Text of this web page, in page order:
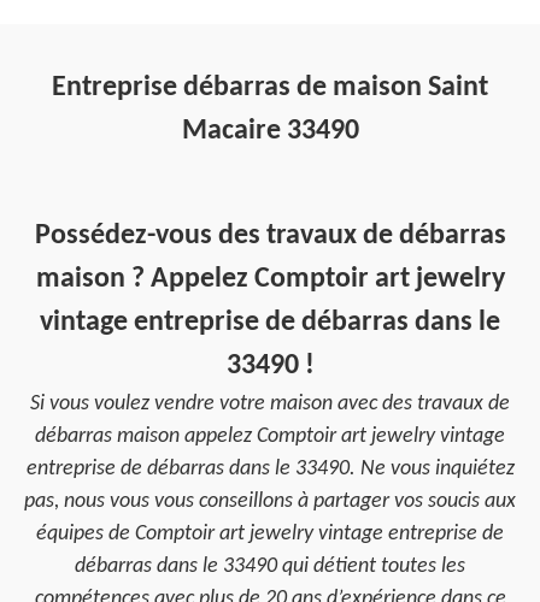
Entreprise débarras de maison Saint
Macaire 33490
Possédez-vous des travaux de débarras
maison ? Appelez Comptoir art jewelry
vintage entreprise de débarras dans le
33490 !
Si vous voulez vendre votre maison avec des travaux de
débarras maison appelez Comptoir art jewelry vintage
entreprise de débarras dans le 33490. Ne vous inquiétez
pas, nous vous vous conseillons à partager vos soucis aux
équipes de Comptoir art jewelry vintage entreprise de
débarras dans le 33490 qui détient toutes les